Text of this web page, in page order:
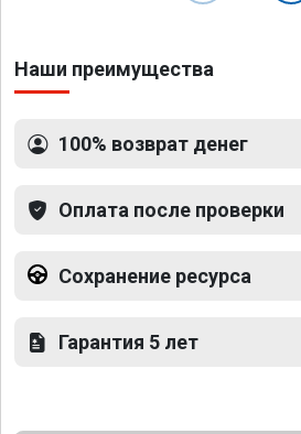
Наши преимущества
100% возврат денег
Оплата после проверки
Сохранение ресурса
Гарантия 5 лет